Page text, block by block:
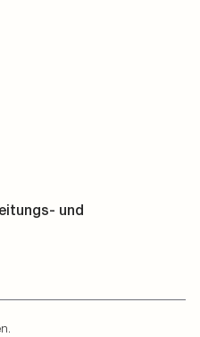
und